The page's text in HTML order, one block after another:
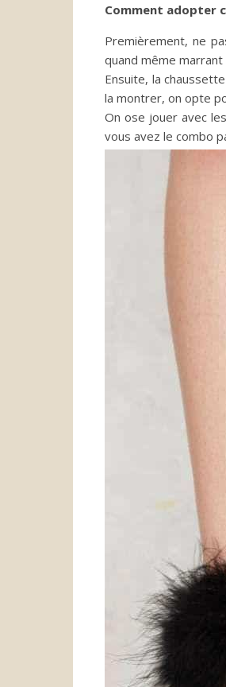
Comment adopter
Premièrement, ne
quand même
Ensuite, la
la montrer, on opte
On ose jouer avec
vous avez le combo